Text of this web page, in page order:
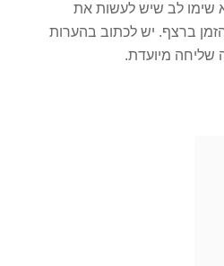
שימו לב שיש לעשות את
ברצף. יש לכתוב בהערות
שליחה מיועדת.